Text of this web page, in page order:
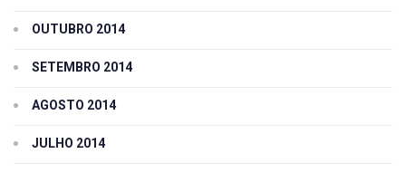
OUTUBRO 2014
SETEMBRO 2014
AGOSTO 2014
JULHO 2014